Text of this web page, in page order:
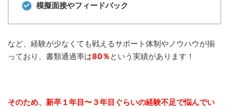
模擬面接やフィードバック
など、経験が少なくても戦えるサポート体制やノウハウが揃
っており、書類通過率は80％という実績があります！
そのため、新卒１年目〜３年目ぐらいの経験不足で悩んでい